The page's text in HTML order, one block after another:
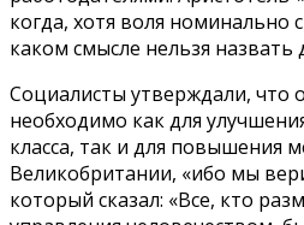
когда, хотя воля номинально
каком смысле нельзя
Социалисты утверждали, что
необходимо как для
класса, так и для повышения
Великобритании, «ибо мы
который сказал: «Все, кто